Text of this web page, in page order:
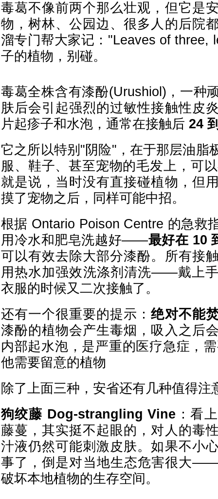
毒葛不像前两个那么壮观，但它是
物，树林、公园边、很多人的后院
溜专门帮大家记："Leaves of
子的植物，别碰。
毒葛全株含有漆酚(Urushiol)，一种
肤后会引起强烈的过敏性接触性皮
片起疹子和水泡，通常在接触后 24
它之所以特别"阴险"，在于那层油
服、鞋子、甚至宠物的毛发上，可
就是说，当时没有直接碰植物，但
摸了宠物之后，同样可能中招。
根据 Ontario Poison Centre 的急救
用冷水和肥皂洗越好——最好在 10
可以有效去除大部分漆酚。所有接
用热水加强效洗涤剂清洗——戴上
衣服的时候又二次接触了。
还有一个很重要的提示：绝对不能
漆酚的植物会产生毒烟，吸入之后
内部起水泡，是严重的医疗急症，
他需要留意的植物
除了上面三种，安省还有几种值得注
狗绞藤 Dog-strangling Vine ：看
藤蔓，其实挺不起眼的，对人的毒
汁液仍然可能刺激皮肤。如果不小
事了，倒是对当地生态危害很大
破坏本地植物的生存空间。